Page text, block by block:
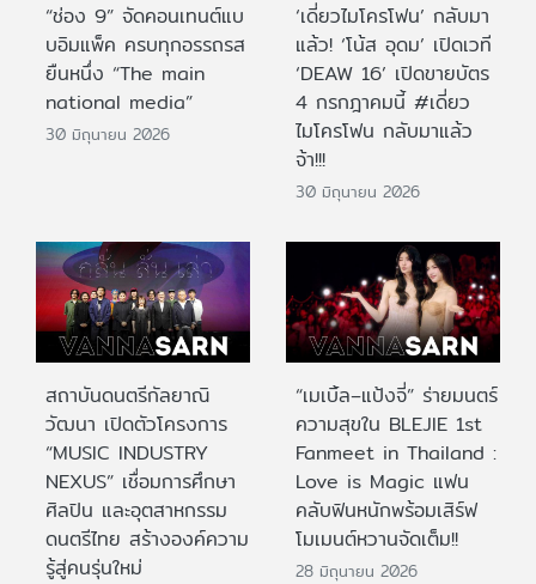
“ช่อง 9” จัดคอนเทนต์แบ
บอิมแพ็ค ครบทุกอรรถรส
ยืนหนึ่ง “The main
national media”
30 มิถุนายน 2026
‘เดี่ยวไมโครโฟน’ กลับมา
แล้ว! ‘โน้ส อุดม’ เปิดเวที
‘DEAW 16’ เปิดขายบัตร
4 กรกฎาคมนี้ #เดี่ยว
ไมโครโฟน กลับมาแล้ว
จ้า!!!
30 มิถุนายน 2026
สถาบันดนตรีกัลยาณิ
วัฒนา เปิดตัวโครงการ
“MUSIC INDUSTRY
NEXUS” เชื่อมการศึกษา
ศิลปิน และอุตสาหกรรม
ดนตรีไทย สร้างองค์ความ
รู้สู่คนรุ่นใหม่
“เมเบิ้ล–แป้งจี่” ร่ายมนตร์
ความสุขใน BLEJIE 1st
Fanmeet in Thailand :
Love is Magic แฟน
คลับฟินหนักพร้อมเสิร์ฟ
โมเมนต์หวานจัดเต็ม!!
28 มิถุนายน 2026